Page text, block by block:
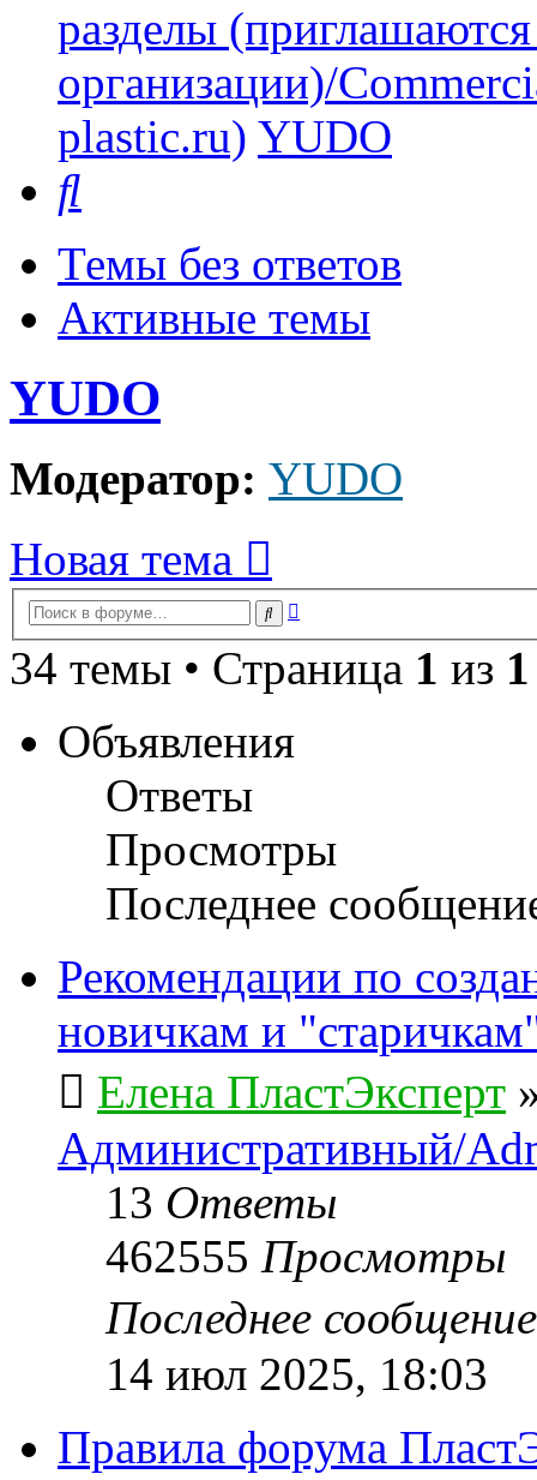
разделы
организации)/
plastic.ru) YUDO
Темы без ответов
Активные темы
YUDO
Модератор: YUDO
Новая тема
Поиск
34 темы • Страница 1 из 1
Объявления
Ответы
Просмотры
Последнее
Рекомендации по
новичкам и
Елена ПластЭксперт
Административный/
13 Ответы
462555 Просмотры
Последнее
14 июл 2025, 18:03
Правила форума